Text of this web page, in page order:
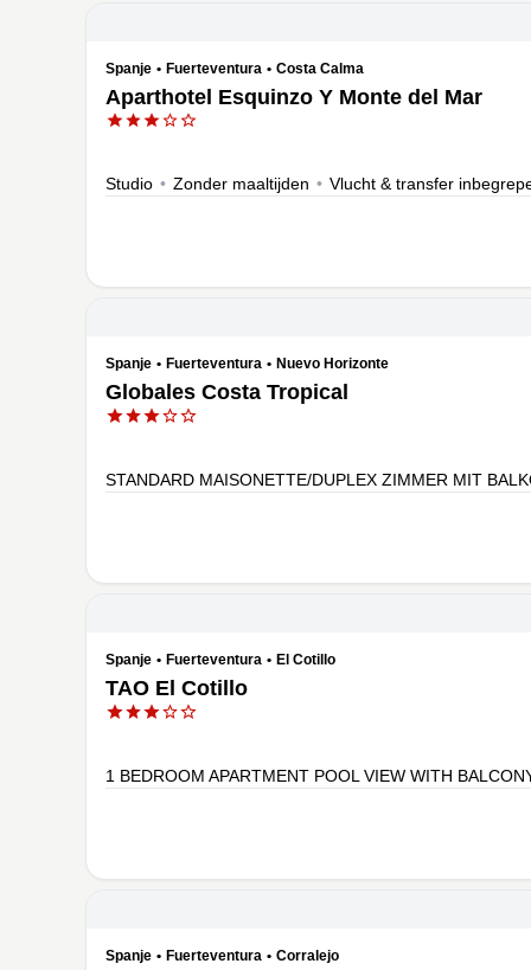
Spanje • Fuerteventura • Costa Calma
Aparthotel Esquinzo Y Monte del Mar
Studio • Zonder maaltijden • Vlucht & transfer
Spanje • Fuerteventura • Nuevo Horizonte
Globales Costa Tropical
STANDARD MAISONETTE/DUPLEX ZIMMER MIT
Spanje • Fuerteventura • El Cotillo
TAO El Cotillo
1 BEDROOM APARTMENT POOL VIEW WITH
Spanje • Fuerteventura • Corralejo